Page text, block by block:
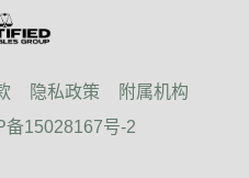
隐私政策
附属机构
备15028167号-2